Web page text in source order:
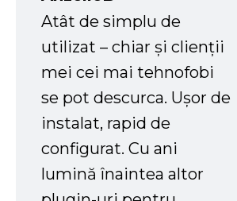
Atât de simplu de
utilizat – chiar și clienții
mei cei mai tehnofobi
se pot descurca. Ușor de
instalat, rapid de
configurat. Cu ani
lumină înaintea altor